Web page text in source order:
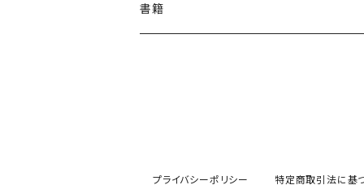
付箋
ネックレス
選べるたて糸・横糸セット
ドニワ部オリジナル
書籍
プライバシーポリシー 特定商取引法に基